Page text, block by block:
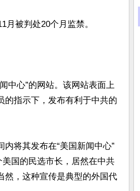
被判处20个月监禁。
中心”的网站。该网站表面上
的指示下，发布有利于中共的
将其发布在“美国新闻中心”
国的民选市长，居然在中共
然，这种宣传是典型的外国代